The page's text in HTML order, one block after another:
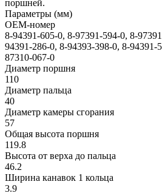
поршней.
Параметры (мм)
OEM-номер
8-94391-605-0, 8-97391-594-0, 8-
94391-286-0, 8-94393-398-0, 8-94391-
87310-067-0
Диаметр поршня
110
Диаметр пальца
40
Диаметр камеры сгорания
57
Общая высота поршня
119.8
Высота от верха до пальца
46.2
Ширина канавок 1 кольца
3.9